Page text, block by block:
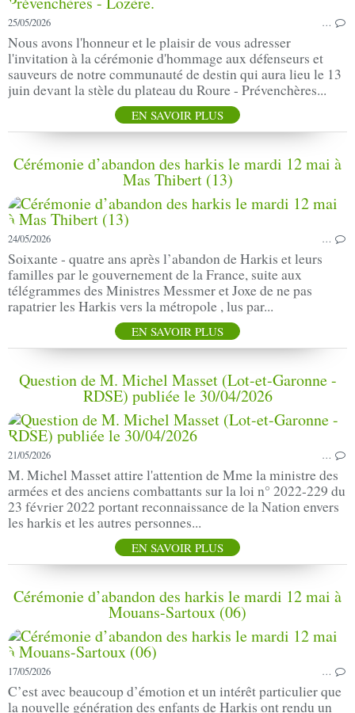
25/05/2026 …
Nous avons l'honneur et le plaisir de vous adresser
l'invitation à la cérémonie d'hommage aux défenseurs et
sauveurs de notre communauté de destin qui aura lieu le 13
juin devant la stèle du plateau du Roure - Prévenchères...
EN SAVOIR PLUS
Cérémonie d’abandon des harkis le mardi 12 mai à
Mas Thibert (13)
24/05/2026 …
Soixante - quatre ans après l’abandon de Harkis et leurs
familles par le gouvernement de la France, suite aux
télégrammes des Ministres Messmer et Joxe de ne pas
rapatrier les Harkis vers la métropole , lus par...
EN SAVOIR PLUS
Question de M. Michel Masset (Lot-et-Garonne -
RDSE) publiée le 30/04/2026
21/05/2026 …
M. Michel Masset attire l'attention de Mme la ministre des
armées et des anciens combattants sur la loi n° 2022-229 du
23 février 2022 portant reconnaissance de la Nation envers
les harkis et les autres personnes...
EN SAVOIR PLUS
Cérémonie d’abandon des harkis le mardi 12 mai à
Mouans-Sartoux (06)
17/05/2026 …
C’est avec beaucoup d’émotion et un intérêt particulier que
la nouvelle génération des enfants de Harkis ont rendu un